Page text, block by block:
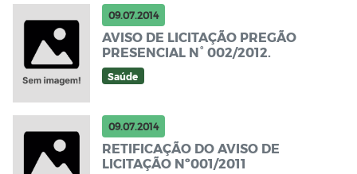
09.07.2014
AVISO DE LICITAÇÃO PREGÃO
PRESENCIAL N° 002/2012.
Saúde
09.07.2014
RETIFICAÇÃO DO AVISO DE
LICITAÇÃO Nº001/2011